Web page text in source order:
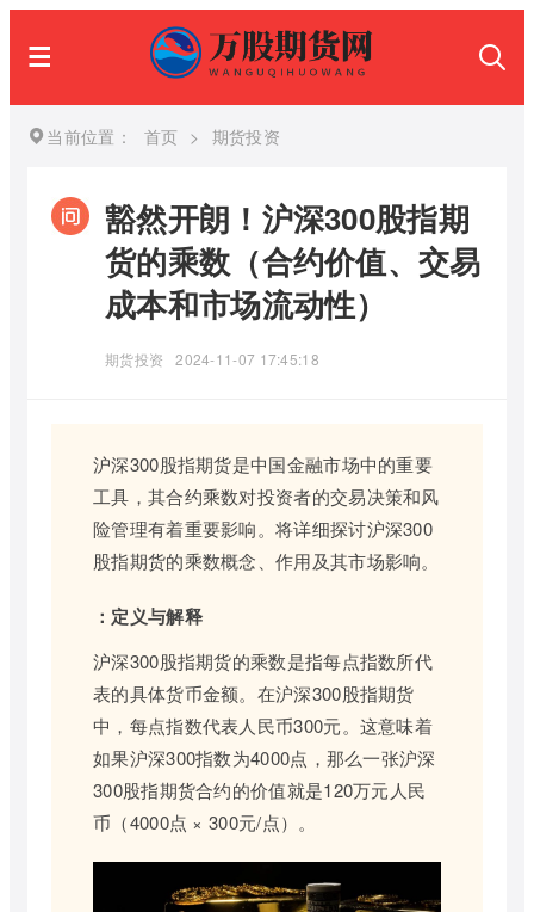
当前位置： 首页 > 期货投资
豁然开朗！沪深300股指期
货的乘数（合约价值、交易
成本和市场流动性）
期货投资 2024-11-07 17:45:18
沪深300股指期货是中国金融市场中的重要
工具，其合约乘数对投资者的交易决策和风
险管理有着重要影响。将详细探讨沪深300
股指期货的乘数概念、作用及其市场影响。
：定义与解释
沪深300股指期货的乘数是指每点指数所代
表的具体货币金额。在沪深300股指期货
中，每点指数代表人民币300元。这意味着
如果沪深300指数为4000点，那么一张沪深
300股指期货合约的价值就是120万元人民
币（4000点 × 300元/点）。